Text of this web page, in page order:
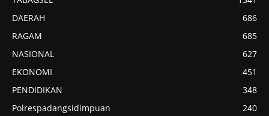
DAERAH
686
RAGAM
685
NASIONAL
627
EKONOMI
451
PENDIDIKAN
348
Polrespadangsidimpuan
240